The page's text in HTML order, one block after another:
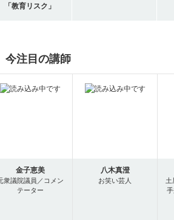
「教育リスク」
今注目の講師
金子恵美
衆議院議員／コメン
テーター
八木真澄
お笑い芸人
土